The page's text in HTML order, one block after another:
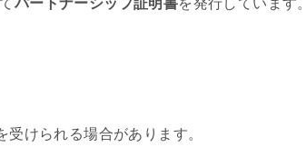
パートナーシップ証明書を発行しています。
けられる場合があります。